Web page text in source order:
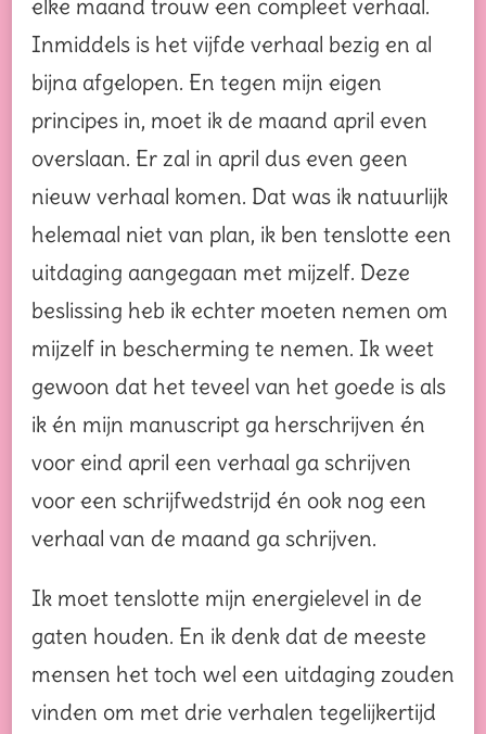
elke maand trouw een compleet verhaal.
Inmiddels is het vijfde verhaal bezig en al
bijna afgelopen. En tegen mijn eigen
principes in, moet ik de maand april even
overslaan. Er zal in april dus even geen
nieuw verhaal komen. Dat was ik natuurlijk
helemaal niet van plan, ik ben tenslotte een
uitdaging aangegaan met mijzelf. Deze
beslissing heb ik echter moeten nemen om
mijzelf in bescherming te nemen. Ik weet
gewoon dat het teveel van het goede is als
ik én mijn manuscript ga herschrijven én
voor eind april een verhaal ga schrijven
voor een schrijfwedstrijd én ook nog een
verhaal van de maand ga schrijven.
Ik moet tenslotte mijn energielevel in de
gaten houden. En ik denk dat de meeste
mensen het toch wel een uitdaging zouden
vinden om met drie verhalen tegelijkertijd